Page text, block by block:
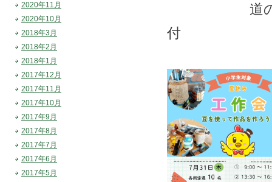
道の駅カン
付
2020年11月
2020年10月
2018年3月
2018年2月
2018年1月
2017年12月
2017年11月
2017年10月
2017年9月
2017年8月
2017年7月
2017年6月
2017年5月